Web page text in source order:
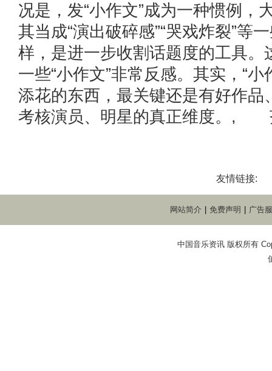
况是，发“小作文”成为一种惯例，
其当成“演出破碎感”“哭戏炸裂”等
样，是进一步收割话题度的工具。
一些“小作文”非常反感。其实，“小
添花的东西，最关键还是有好作品
考核演员、明星的真正维度。,
友情链接:
网站简介 免费声明 广告
中国音乐资讯 版权所有